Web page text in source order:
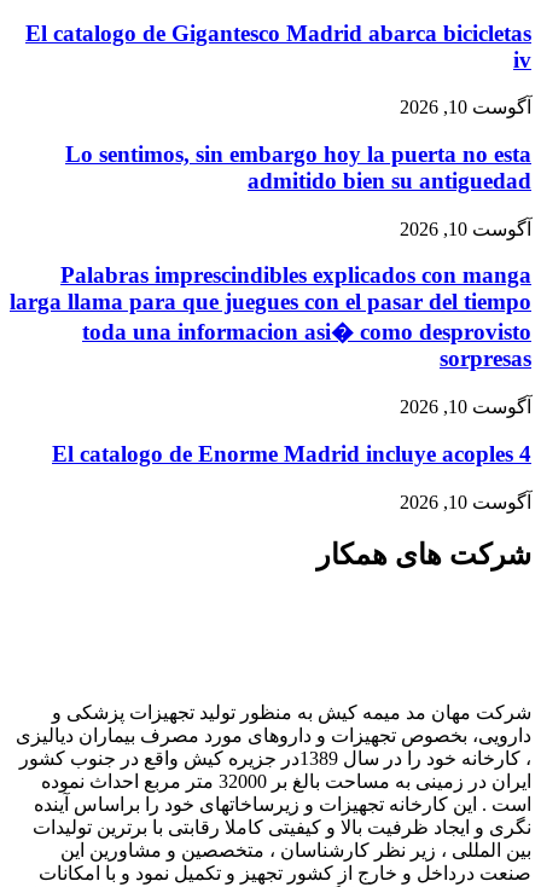
El catalogo de Gigantesco Madrid abarca bicicletas
iv
آگوست 10, 2026
Lo sentimos, sin embargo hoy la puerta no esta
admitido bien su antiguedad
آگوست 10, 2026
Palabras imprescindibles explicados con manga
larga llama para que juegues con el pasar del tiempo
toda una informacion asi� como desprovisto
sorpresas
آگوست 10, 2026
El catalogo de Enorme Madrid incluye acoples 4
آگوست 10, 2026
شرکت های همکار
شرکت مهان مد میمه کیش به منظور تولید تجهیزات پزشکی و
دارویی، بخصوص تجهیزات و داروهای مورد مصرف بیماران دیالیزی
، کارخانه خود را در سال 1389در جزیره کیش واقع در جنوب کشور
ایران در زمینی به مساحت بالغ بر 32000 متر مربع احداث نموده
است . این کارخانه تجهیزات و زیرساخاتهای خود را براساس آینده
نگری و ایجاد ظرفیت بالا و کیفیتی کاملا رقابتی با برترین تولیدات
بین المللی ، زیر نظر کارشناسان ، متخصصین و مشاورین این
صنعت درداخل و خارج از کشور تجهیز و تکمیل نمود و با امکانات